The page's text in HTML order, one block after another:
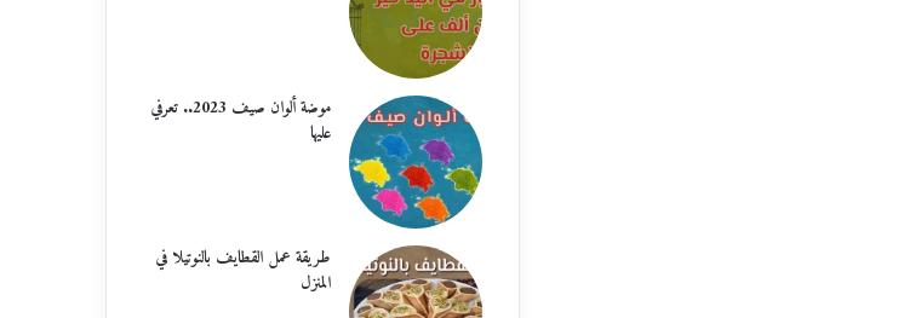
موضة ألوان صيف 2023.. تعرفي
عليها
طريقة عمل القطايف بالنوتيلا في
المنزل